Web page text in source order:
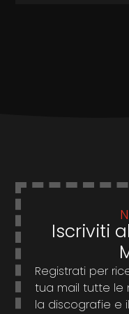
Iscriviti
Registrati per
tua mail tutte le
la discografie e